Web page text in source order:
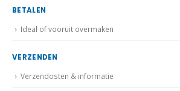
BETALEN
Ideal of vooruit overmaken
VERZENDEN
Verzendosten & informatie